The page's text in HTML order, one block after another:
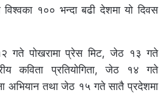
१०० भन्दा बढी देशमा यो दिवस
गते पोखरामा प्रेस मिट, जेठ १३ गते
कविता प्रतियोगिता, जेठ १४ गते
अभियान तथा जेठ १५ गते सातै प्रदेशमा